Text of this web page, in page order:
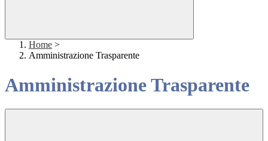
Home >
Amministrazione Trasparente
Amministrazione Trasparente